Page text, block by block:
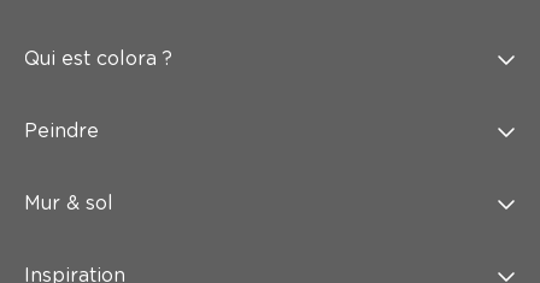
Qui est colora ?
Peindre
Mur & sol
Inspiration